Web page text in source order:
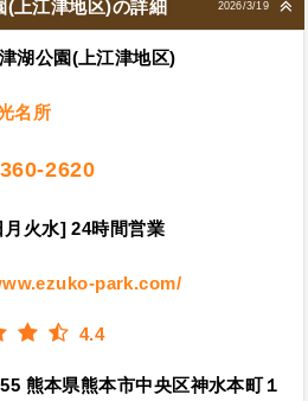
2026/3/19
(上江津地区)の詳細
湖公園(上江津地区)
名所
2620
火水] 24時間営業
park.com/
4.4
熊本県熊本市中央区神水本町１